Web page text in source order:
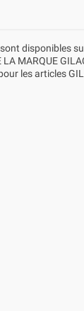
disponibles
LA MARQUE
les articles